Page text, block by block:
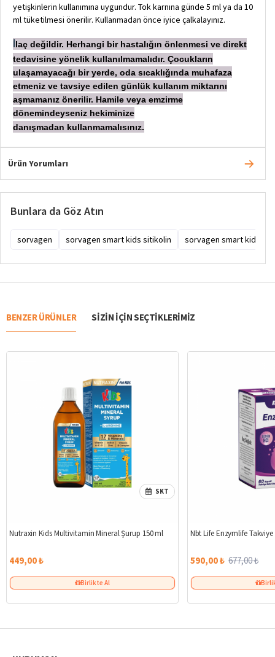
yetişkinlerin kullanımına uygundur. Tok karnına günde 5 ml ya da 10
ml tüketilmesi önerilir. Kullanmadan önce iyice çalkalayınız.
laç değildir. Herhangi bir hastalığın önlenmesi ve direkt
tedavisine yönelik kullanılmamalıdır. Çocukların
ulaşamayacağı bir yerde, oda sıcaklığında muhafaza
etmeniz ve tavsiye edilen günlük kullanım miktarını
aşmamanız önerilir. Hamile veya emzirme
dönemindeyseniz hekiminize
danışmadan kullanmamalısınız.
Ürün Yorumları
Bunlara da Göz Atın
sorvagen sorvagen smart kids sitikolin sorvagen smart kids
BENZER ÜRÜNLER SIZIN IÇIN SEÇTIKLERIMIZ
SKT
Nutraxin Kids Multivitamin Mineral Şurup 150 ml
449,00 ₺
Birlikte Al
Nbt Life Enzymlife Takviye
590,00 ₺ 677,00 ₺